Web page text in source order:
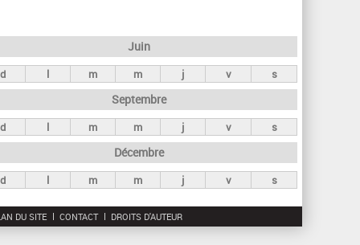
Juin
d l m m j v s
Septembre
d l m m j v s
Décembre
d l m m j v s
DU SITE CONTACT DROITS D'AUTEUR